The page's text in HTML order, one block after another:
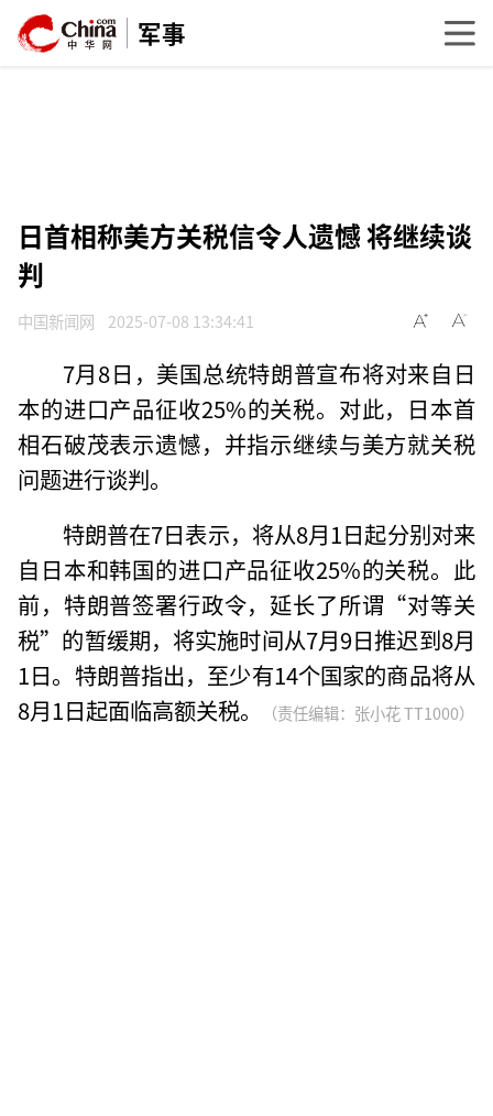
军事
日首相称美方关税信令人遗憾 将继续谈
判
中国新闻网 2025-07-08 13:34:41
7月8日，美国总统特朗普宣布将对来自日
本的进口产品征收25%的关税。对此，日本首
相石破茂表示遗憾，并指示继续与美方就关税
问题进行谈判。
特朗普在7日表示，将从8月1日起分别对来
自日本和韩国的进口产品征收25%的关税。此
前，特朗普签署行政令，延长了所谓“对等关
税”的暂缓期，将实施时间从7月9日推迟到8月
1日。特朗普指出，至少有14个国家的商品将从
8月1日起面临高额关税。
（责任编辑：张小花 TT1000）